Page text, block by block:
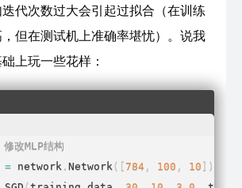
代次数过大会引起过拟合（在训练
但在测试机上准确率堪忧）。说我
上玩一些花样：
改MLP结构
= network . Network ( [ 784 , 100 , 10 ] )